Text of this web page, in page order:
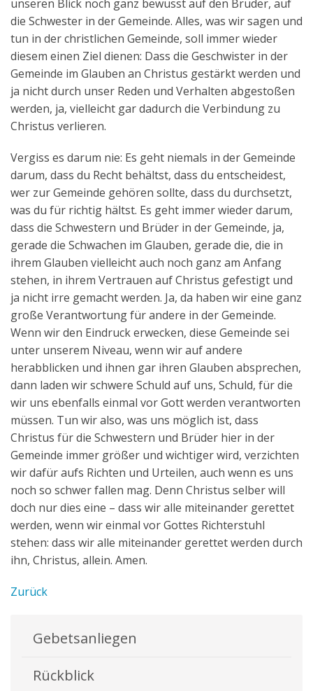
unseren Blick noch ganz bewusst auf den Bruder, auf
die Schwester in der Gemeinde. Alles, was wir sagen und
tun in der christlichen Gemeinde, soll immer wieder
diesem einen Ziel dienen: Dass die Geschwister in der
Gemeinde im Glauben an Christus gestärkt werden und
ja nicht durch unser Reden und Verhalten abgestoßen
werden, ja, vielleicht gar dadurch die Verbindung zu
Christus verlieren.
Vergiss es darum nie: Es geht niemals in der Gemeinde
darum, dass du Recht behältst, dass du entscheidest,
wer zur Gemeinde gehören sollte, dass du durchsetzt,
was du für richtig hältst. Es geht immer wieder darum,
dass die Schwestern und Brüder in der Gemeinde, ja,
gerade die Schwachen im Glauben, gerade die, die in
ihrem Glauben vielleicht auch noch ganz am Anfang
stehen, in ihrem Vertrauen auf Christus gefestigt und
ja nicht irre gemacht werden. Ja, da haben wir eine ganz
große Verantwortung für andere in der Gemeinde.
Wenn wir den Eindruck erwecken, diese Gemeinde sei
unter unserem Niveau, wenn wir auf andere
herabblicken und ihnen gar ihren Glauben absprechen,
dann laden wir schwere Schuld auf uns, Schuld, für die
wir uns ebenfalls einmal vor Gott werden verantworten
müssen. Tun wir also, was uns möglich ist, dass
Christus für die Schwestern und Brüder hier in der
Gemeinde immer größer und wichtiger wird, verzichten
wir dafür aufs Richten und Urteilen, auch wenn es uns
noch so schwer fallen mag. Denn Christus selber will
doch nur dies eine – dass wir alle miteinander gerettet
werden, wenn wir einmal vor Gottes Richterstuhl
stehen: dass wir alle miteinander gerettet werden durch
ihn, Christus, allein. Amen.
Zurück
Gebetsanliegen
Rückblick